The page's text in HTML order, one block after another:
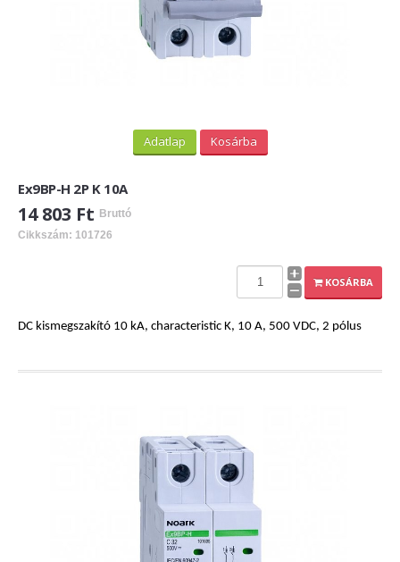
Adatlap Kosárba
Ex9BP-H 2P K 10A
14 803 Ft Bruttó
Cikkszám: 101726
KOSÁRBA
DC kismegszakító 10 kA, characteristic K, 10 A, 500 VDC, 2 pólus